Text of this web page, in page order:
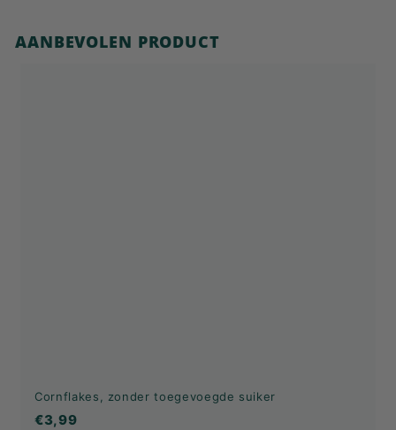
AANBEVOLEN PRODUCT
Cornflakes, zonder toegevoegde suiker
€3,99€3,99